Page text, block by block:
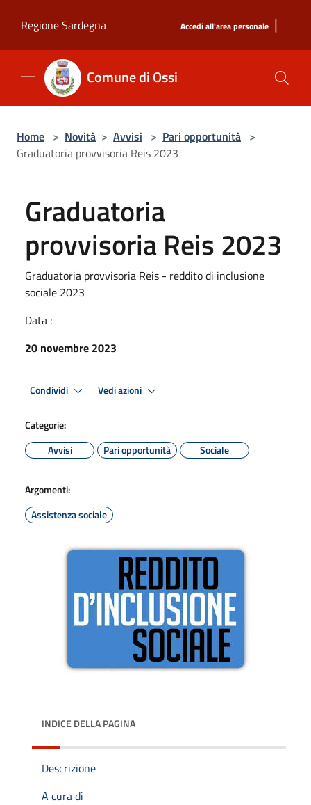
Regione Sardegna
Accedi all'area personale |
Comune di Ossi
Home > Novità > Avvisi > Pari opportunità >
Graduatoria provvisoria Reis 2023
Graduatoria
provvisoria Reis 2023
Graduatoria provvisoria Reis - reddito di inclusione
sociale 2023
Data :
20 novembre 2023
Condividi Vedi azioni
Categorie:
Avvisi
Pari opportunità Sociale
Argomenti:
Assistenza sociale
INDICE DELLA PAGINA
Descrizione
A cura di